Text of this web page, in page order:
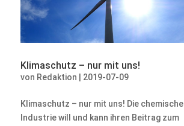
Klimaschutz – nur mit uns!
von Redaktion 2019-07-09
Klimaschutz – nur mit uns! Die chemische
Industrie will und kann ihren Beitrag zum